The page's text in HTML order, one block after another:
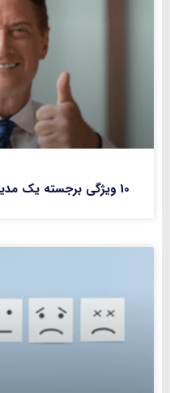
10 ویژگی برجسته یک مدیر خوب